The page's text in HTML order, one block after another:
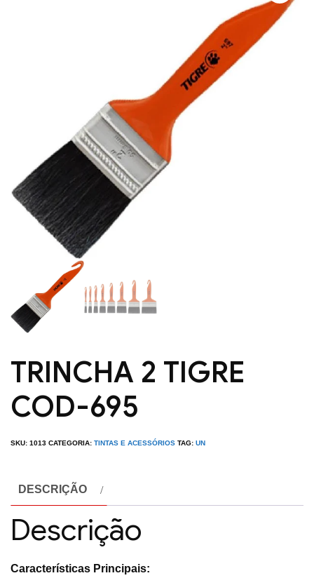
TRINCHA 2 TIGRE
COD-695
SKU: 1013 CATEGORIA: TINTAS E ACESSÓRIOS TAG: UN
DESCRIÇÃO
Descrição
Características Principais: